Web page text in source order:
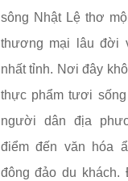
sông Nhật Lệ thơ
thương mại lâu đời
nhất tỉnh. Nơi đây
thực phẩm tươi
người dân địa
điểm đến văn hóa
đông đảo du